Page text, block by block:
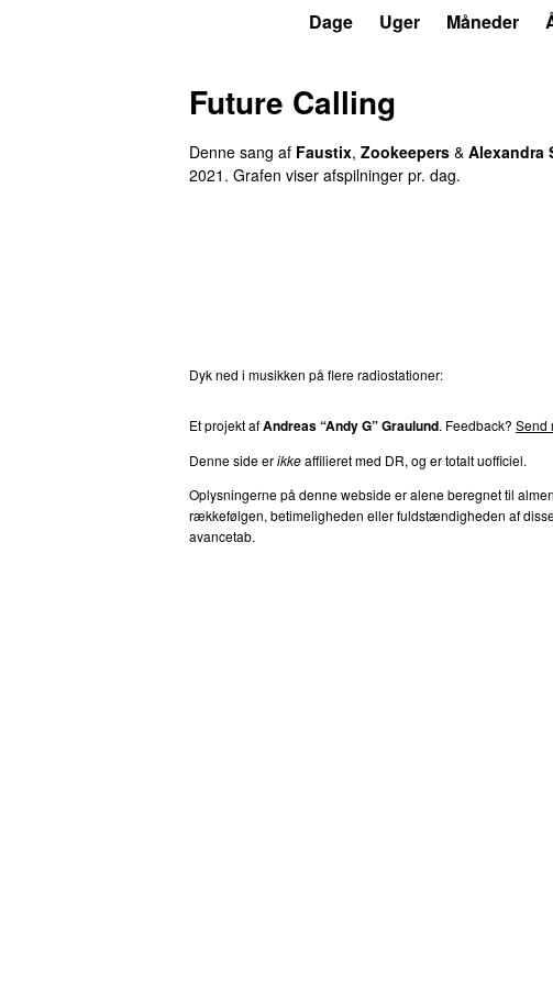
Dage Uger Måneder
Future Calling
Denne sang af Faustix, Zookeepers & Alexandra
2021 . Grafen viser afspilninger pr. dag.
Dyk ned i musikken på flere radiostationer:
Et projekt afAndreas “Andy G” Graulund. Feedback? Send
Denne side erikkeaffilieret med DR, og er totalt uofficiel.
Oplysningerne på denne webside er alene beregnet til
rækkefølgen, betimeligheden eller fuldstændigheden af
avancetab.